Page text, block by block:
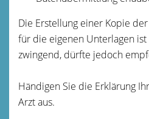
Die Erstellung einer Kopie
für die eigenen Unterlagen
zwingend, dürfte jedoch
Händigen Sie die Erklärung
Arzt aus.